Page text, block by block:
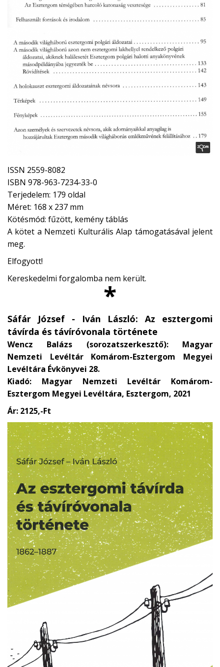
ISSN 2559-8082
ISBN 978-963-7234-33-0
Terjedelem: 179 oldal
Méret: 168 x 237 mm
Kötésmód: fűzött, kemény táblás
A kötet a Nemzeti Kulturális Alap támogatásával jelent
meg.
Elfogyott!
Kereskedelmi forgalomba nem került.
*
Sáfár József - Iván László: Az esztergomi
távírda és távíróvonala története
Wencz Balázs (sorozatszerkesztő): Magyar
Nemzeti Levéltár Komárom-Esztergom Megyei
Levéltára Évkönyvei 28.
Kiadó: Magyar Nemzeti Levéltár Komárom-
Esztergom Megyei Levéltára, Esztergom, 2021
Ár: 2125,-Ft